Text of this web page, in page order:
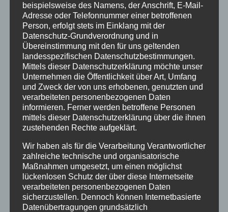
Details
zur Wunschliste
Inflatables easy CUDU
beispielsweise des Namens, der Anschrift, E-Mail-
Adresse oder Telefonnummer einer betroffenen
Person, erfolgt stets im Einklang mit der
Datenschutz-Grundverordnung und in
Übereinstimmung mit den für uns geltenden
landesspezifischen Datenschutzbestimmungen.
Mittels dieser Datenschutzerklärung möchte unser
Unternehmen die Öffentlichkeit über Art, Umfang
und Zweck der von uns erhobenen, genutzten und
verarbeiteten personenbezogenen Daten
informieren. Ferner werden betroffene Personen
mittels dieser Datenschutzerklärung über die ihnen
zustehenden Rechte aufgeklärt.
Wir haben als für die Verarbeitung Verantwortlicher
zahlreiche technische und organisatorische
Maßnahmen umgesetzt, um einen möglichst
lückenlosen Schutz der über diese Internetseite
verarbeiteten personenbezogenen Daten
sicherzustellen. Dennoch können Internetbasierte
Datenübertragungen grundsätzlich